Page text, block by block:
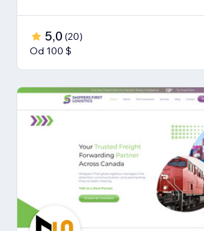
5,0 (20)
Od 100 $